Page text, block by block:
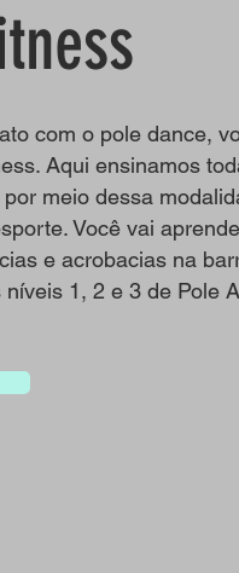
com o pole dance,
Aqui ensinamos
meio dessa
Você vai
e acrobacias na
níveis 1, 2 e 3 de Pole